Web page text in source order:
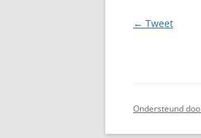
← Tweet
Ondersteund